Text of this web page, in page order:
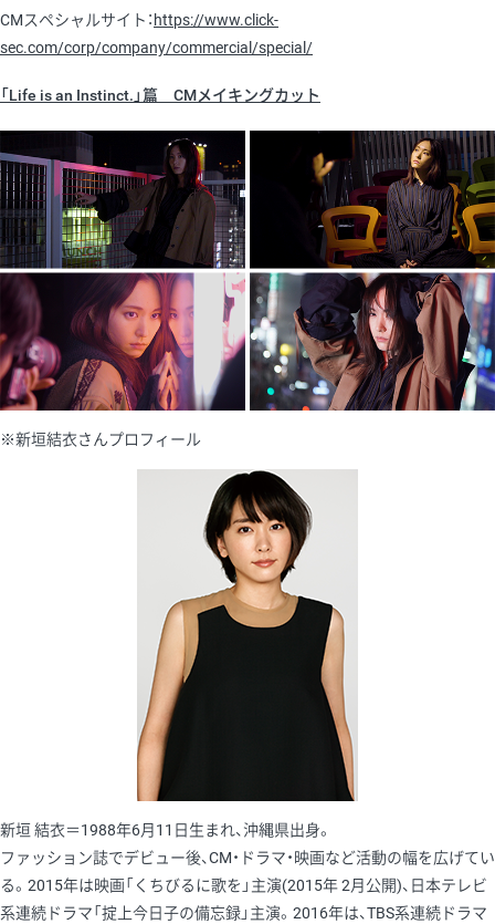
CMスペシャルサイト： https://www.click-
sec.com/corp/company/commercial/special/
「Life is an Instinct.」篇 CMメイキングカット
※新垣結衣さんプロフィール
新垣 結衣＝1988年6月11日生まれ、沖縄県出身。
ファッション誌でデビュー後、CM・ドラマ・映画など活動の幅を広げてい
る。2015年は映画「くちびるに歌を」主演(2015年 2月公開)、日本テレビ
系連続ドラマ「掟上今日子の備忘録」主演。2016年は、TBS系連続ドラマ